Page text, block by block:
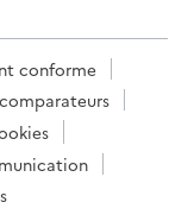
conforme